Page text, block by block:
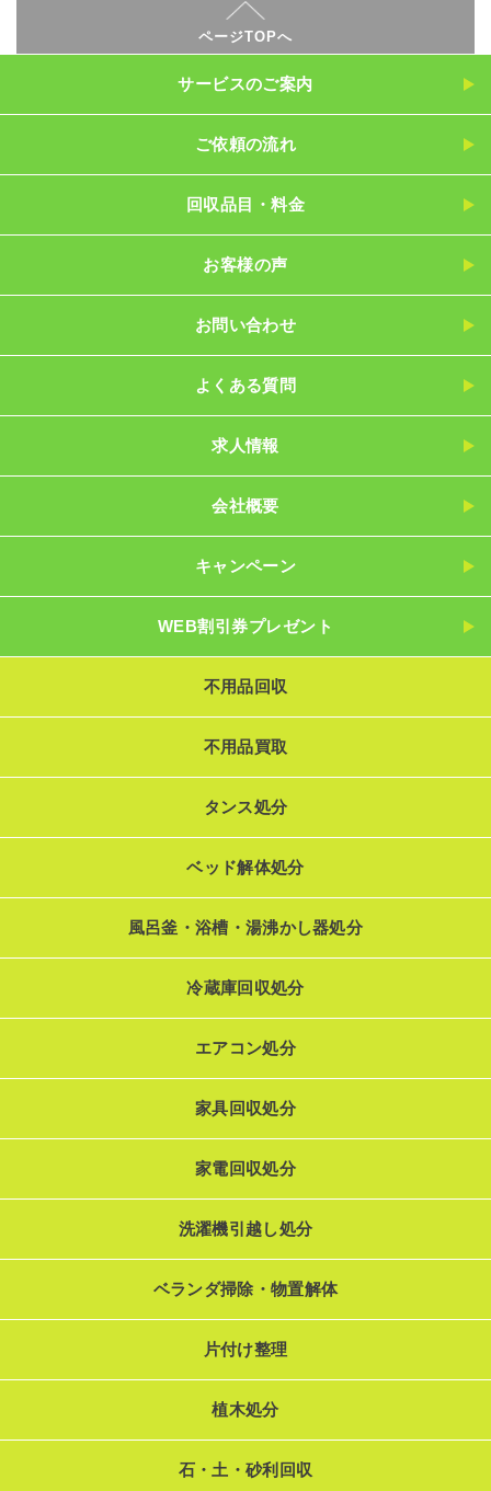
ページTOPへ
サービスのご案内
ご依頼の流れ
回収品目・料金
お客様の声
お問い合わせ
よくある質問
求人情報
会社概要
キャンペーン
WEB割引券プレゼント
不用品回収
不用品買取
タンス処分
ベッド解体処分
風呂釜・浴槽・湯沸かし器処分
冷蔵庫回収処分
エアコン処分
家具回収処分
家電回収処分
洗濯機引越し処分
ベランダ掃除・物置解体
片付け整理
植木処分
石・土・砂利回収